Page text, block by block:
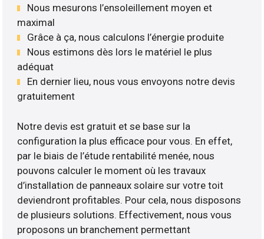
Nous mesurons l’ensoleillement moyen et
maximal
Grâce à ça, nous calculons l’énergie produite
Nous estimons dès lors le matériel le plus
adéquat
En dernier lieu, nous vous envoyons notre devis
gratuitement
Notre devis est gratuit et se base sur la
configuration la plus efficace pour vous. En effet,
par le biais de l’étude rentabilité menée, nous
pouvons calculer le moment où les travaux
d’installation de panneaux solaire sur votre toit
deviendront profitables. Pour cela, nous disposons
de plusieurs solutions. Effectivement, nous vous
proposons un branchement permettant